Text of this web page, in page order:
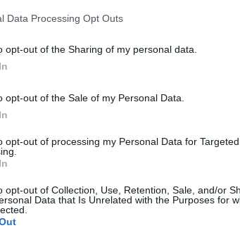
Data Processing Opt Outs
opt-out of the Sharing of my personal data.
opt-out of the Sale of my Personal Data.
opt-out of processing my Personal Data for Targeted
opt-out of Collection, Use, Retention, Sale, and/or
Data that Is Unrelated with the Purposes for
causa di un elevato numero
sono costretti a recarsi nei comuni vicini
va considerato che gli sportelli
le carte. La continuità dei servizi postali
territorio in maniera capillare e
dagli sportelli automatici è assurdo, ad
vincolati a pagare anche un caffè col
volta
cliccando